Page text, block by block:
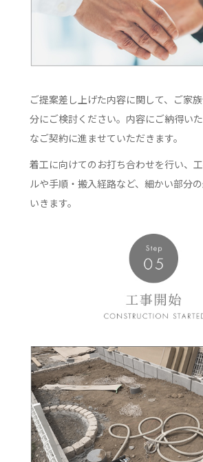
ご提案差し上げた内容に関して、ご家
分にご検討ください。内容にご納得い
なご契約に進ませていただきます。
着工に向けてのお打ち合わせを行い、
ルや手順・搬入経路など、細かい部分
いきます。